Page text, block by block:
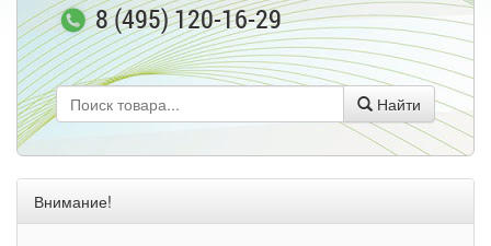
8 (495) 120-16-29
Найти
Внимание!